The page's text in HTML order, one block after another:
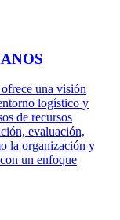
una visión
logístico y
de recursos
evaluación,
la organización y
un enfoque